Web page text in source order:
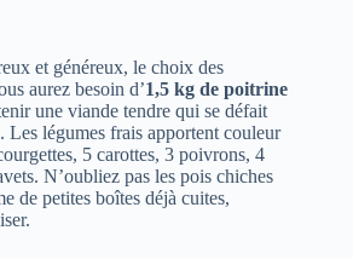
et généreux, le choix des
aurez besoin d’1,5 kg de poitrine
une viande tendre qui se défait
Les légumes frais apportent couleur
5 carottes, 3 poivrons, 4
N’oubliez pas les pois chiches
de petites boîtes déjà cuites,